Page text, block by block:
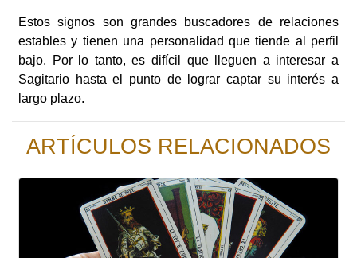
Estos signos son grandes buscadores de relaciones
estables y tienen una personalidad que tiende al perfil
bajo. Por lo tanto, es difícil que lleguen a interesar a
Sagitario hasta el punto de lograr captar su interés a
largo plazo.
ARTÍCULOS RELACIONADOS